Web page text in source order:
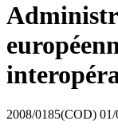
2008/0185(COD) 01/